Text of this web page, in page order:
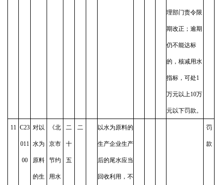
理部门责令限
期改正；逾期
仍不能达标
的，核减用水
指标，可处1
万元以上10万
元以下罚款。
11 C23
011
00
对以
水为
原料
的生
《北
京市
节约
用水
二
十
五
二 以水为原料的
生产企业生产
后的尾水应当
回收利用，不
罚
款